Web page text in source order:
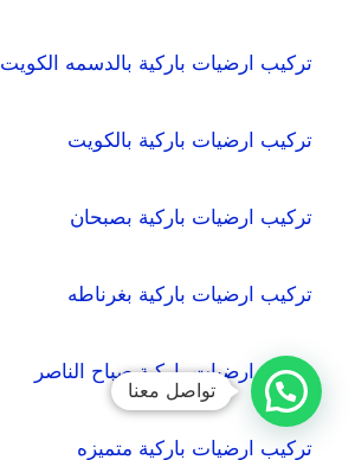
تركيب ارضيات باركية بالدسمه الكويت
تركيب ارضيات باركية بالكويت
تركيب ارضيات باركية بصبحان
تركيب ارضيات باركية بغرناطه
تركيب ارضيات باركية صباح الناصر
تركيب ارضيات باركية متميزه
تواصل معنا